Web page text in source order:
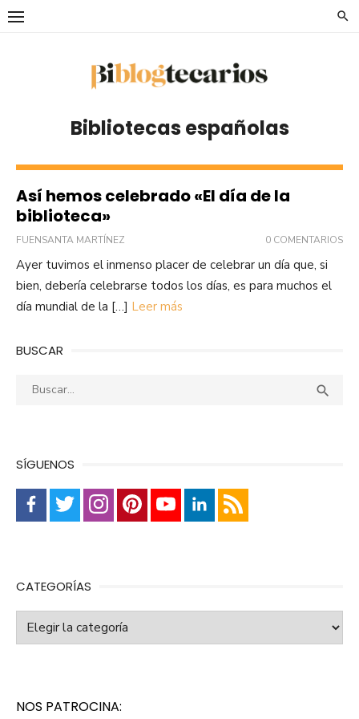
Saltar
Bibliotecas españolas
Así hemos celebrado «El día de la
biblioteca»
FUENSANTA MARTÍNEZ 0 COMENTARIOS
Ayer tuvimos el inmenso placer de celebrar un día que, si
bien, debería celebrarse todos los días, es para muchos el
día mundial de la […] Leer más
BUSCAR
Buscar: 
SÍGUENOS
CATEGORÍAS
Categorías
NOS PATROCINA: